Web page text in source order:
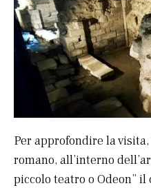
Per approfondire la
romano, all’interno
piccolo teatro o Odeon” il